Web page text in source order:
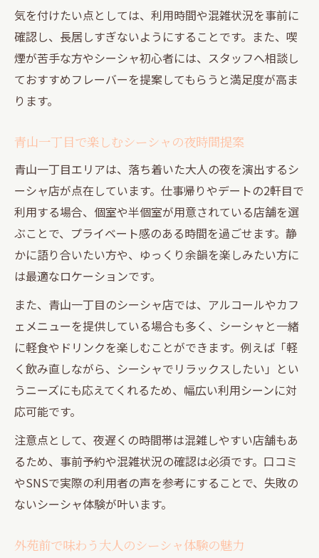
気を付けたい点としては、利用時間や混雑状況を事前に
確認し、長居しすぎないようにすることです。また、喫
煙が苦手な方やシーシャ初心者には、スタッフへ相談し
ておすすめフレーバーを提案してもらうと満足度が高ま
ります。
青山一丁目で楽しむシーシャの夜時間提案
青山一丁目エリアは、落ち着いた大人の夜を演出するシ
ーシャ店が点在しています。仕事帰りやデートの2軒目で
利用する場合、個室や半個室が用意されている店舗を選
ぶことで、プライベート感のある時間を過ごせます。静
かに語り合いたい方や、ゆっくり余韻を楽しみたい方に
は最適なロケーションです。
また、青山一丁目のシーシャ店では、アルコールやカフ
ェメニューを提供している場合も多く、シーシャと一緒
に軽食やドリンクを楽しむことができます。例えば「軽
く飲み直しながら、シーシャでリラックスしたい」とい
うニーズにも応えてくれるため、幅広い利用シーンに対
応可能です。
注意点として、夜遅くの時間帯は混雑しやすい店舗もあ
るため、事前予約や混雑状況の確認は必須です。口コミ
やSNSで実際の利用者の声を参考にすることで、失敗の
ないシーシャ体験が叶います。
外苑前で味わう大人のシーシャ体験の魅力